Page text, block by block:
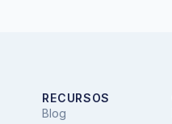
RECURSOS
Blog